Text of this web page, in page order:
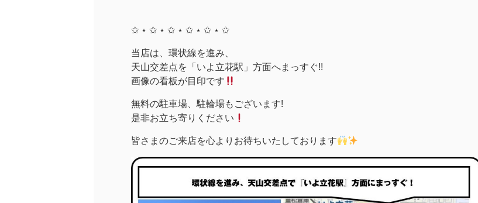
✩ ⋆ ✩ ⋆ ✩ ⋆ ✩ ⋆ ✩ ⋆ ✩
当店は、環状線を進み、
天山交差点を「いよ立花駅」方面へまっすぐ!!
画像の看板が目印です
無料の駐車場、駐輪場もございます!
是非お立ち寄りください
皆さまのご来店を心よりお待ちいたしております